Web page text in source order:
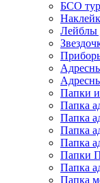
БСО
Лейблы
Папки
Папка
Папка
Папка
Папка
Папки
Папка
Папка